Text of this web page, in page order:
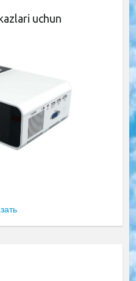
uchun